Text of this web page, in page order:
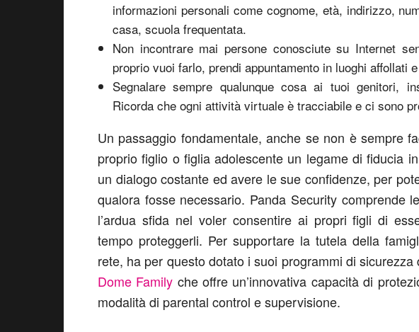
informazioni personali come cognome, età, indirizzo,
casa, scuola frequentata.
Non incontrare mai persone conosciute su Internet
proprio vuoi farlo, prendi appuntamento in luoghi affollati
Segnalare sempre qualunque cosa ai tuoi genitori,
Ricorda che ogni attività virtuale è tracciabile e ci sono
Un passaggio fondamentale, anche se non è sempre
proprio figlio o figlia adolescente un legame di fiducia
un dialogo costante ed avere le sue confidenze, per
qualora fosse necessario. Panda Security comprende
l’ardua sfida nel voler consentire ai propri figli di
tempo proteggerli. Per supportare la tutela della
rete, ha per questo dotato i suoi programmi di
Dome Family che offre un’innovativa capacità di
modalità di parental control e supervisione.